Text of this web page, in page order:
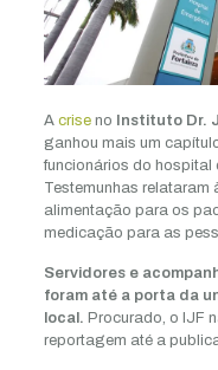
A crise no Instituto Dr.
ganhou mais um
funcionários do hospital
Testemunhas relataram
alimentação para os
medicação para as
Servidores e
foram até a porta da
local. Procurado, o IJF
reportagem até a